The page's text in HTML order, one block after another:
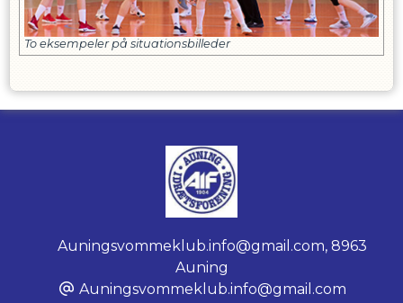
To eksempeler på situationsbilleder
Auningsvommeklub.info@gmail.com, 8963
Auning
Auningsvommeklub.info@gmail.com